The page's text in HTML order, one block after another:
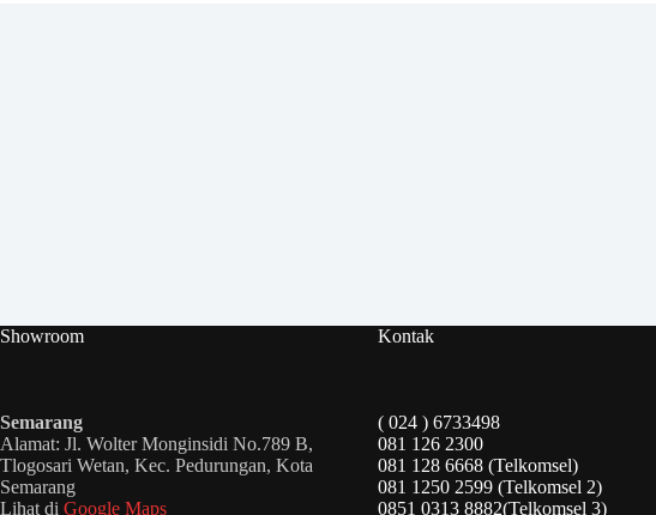
Showroom
Semarang
Alamat: Jl. Wolter Monginsidi No.789 B,
Tlogosari Wetan, Kec. Pedurungan, Kota
Semarang
Lihat di Google Maps
Kontak
( 024 ) 6733498
081 126 2300
081 128 6668 (Telkomsel)
081 1250 2599 (Telkomsel 2)
0851 0313 8882(Telkomsel 3)